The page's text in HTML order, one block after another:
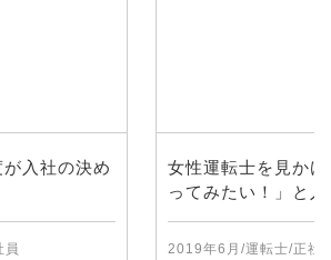
入社の決め
員
女性運転士を見か
ってみたい！」と
2019年6月/運転士/正社